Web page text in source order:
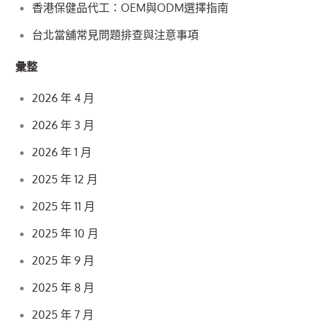
香港保健品代工：OEM與ODM選擇指南
台北當舖常見問題排查與注意事項
彙整
2026 年 4 月
2026 年 3 月
2026 年 1 月
2025 年 12 月
2025 年 11 月
2025 年 10 月
2025 年 9 月
2025 年 8 月
2025 年 7 月